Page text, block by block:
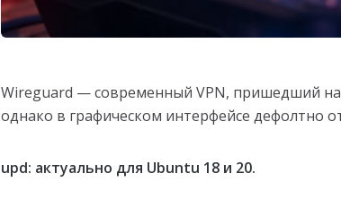
Wireguard — современный VPN, пришедший на
однако в графическом интерфейсе дефолтно
upd: актуально для Ubuntu 18 и 20.